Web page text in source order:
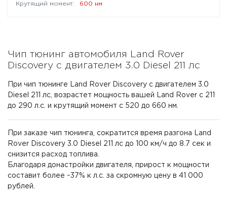
600 нм
Чип тюнинг автомобиля Land Rover
Discovery с двигателем 3.0 Diesel 211 лс
При чип тюнинге Land Rover Discovery с двигателем 3.0
Diesel 211 лс, возрастет мощность вашей Land Rover с 211
до 290 л.с. и крутящий момент с 520 до 660 нм.
При заказе чип тюнинга, сократится время разгона Land
Rover Discovery 3.0 Diesel 211 лс до 100 км/ч до 8.7 сек и
снизится расход топлива.
Благодаря донастройки двигателя, прирост к мощности
составит более ~37% к л.с. за скромную цену в 41 000
рублей.